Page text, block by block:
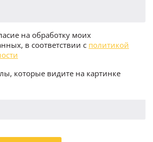
на обработку моих
в соответствии с политикой
которые видите на картинке